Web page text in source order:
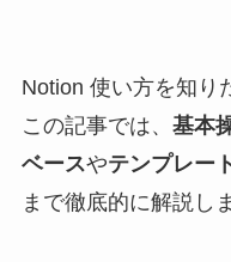
Notion 使い方を知り
この記事では、 基本
ベースやテンプレー
まで徹底的に解説し